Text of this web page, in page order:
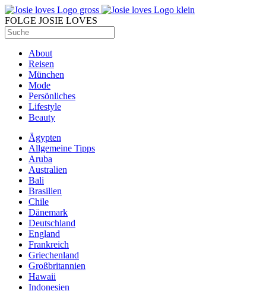
FOLGE JOSIE LOVES
About
Reisen
München
Mode
Persönliches
Lifestyle
Beauty
Ägypten
Allgemeine Tipps
Aruba
Australien
Bali
Brasilien
Chile
Dänemark
Deutschland
England
Frankreich
Griechenland
Großbritannien
Hawaii
Indonesien